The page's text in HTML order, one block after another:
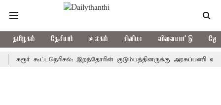
தமிழகம் தேசியம் உலகம் சினிமா விளையாட்டு
கூட்டநெரிசல்: இறந்தோரின் குடும்பத்தினருக்கு அரசுப்பணி வழக்கு;